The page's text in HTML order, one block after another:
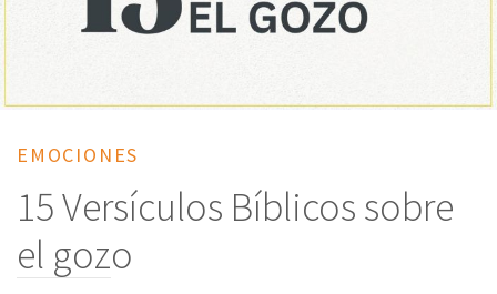
EMOCIONES
15 Versículos Bíblicos sobre
el gozo